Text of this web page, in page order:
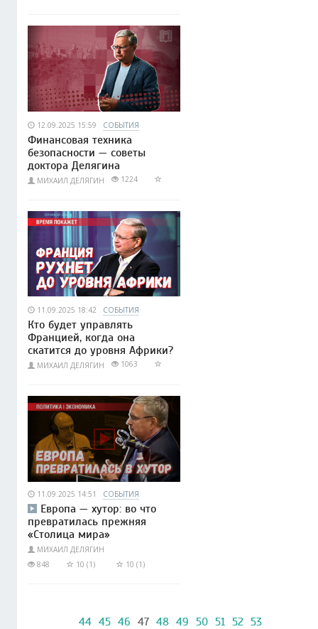
12.09.2025 15:59 СОБЫТИЯ
Финансовая техника
безопасности — советы
доктора Делягина
МИХАИЛ ДЕЛЯГИН 1224
11.09.2025 18:42 СОБЫТИЯ
Кто будет управлять
Францией, когда она
скатится до уровня Африки?
МИХАИЛ ДЕЛЯГИН 1063
11.09.2025 14:51 СОБЫТИЯ
Европа — хутор: во что
превратилась прежняя
«Столица мира»
МИХАИЛ ДЕЛЯГИН
848
10 (1) 10 (1)
44 45 46 47 48 49 50 51 52 53